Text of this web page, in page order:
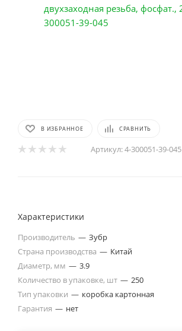
В ИЗБРАННОЕ СРАВНИТЬ
Артикул:4-300051-39-045
Характеристики
Производитель — Зубр
Страна производства — Китай
Диаметр, мм — 3.9
Количество в упаковке, шт — 250
Тип упаковки — коробка картонная
Гарантия — нет